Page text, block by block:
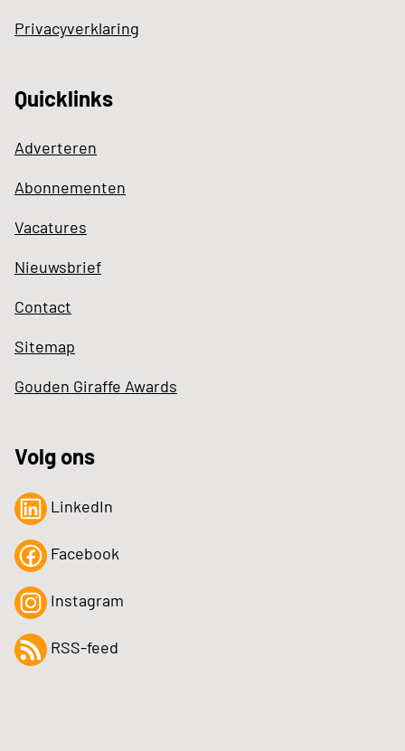
Privacyverklaring
Quicklinks
Adverteren
Abonnementen
Vacatures
Nieuwsbrief
Contact
Sitemap
Gouden Giraffe Awards
Volg ons
LinkedIn
Facebook
Instagram
RSS-feed